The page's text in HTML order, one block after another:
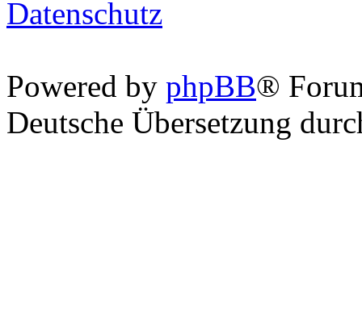
Datenschutz
Powered by phpBB®
Deutsche Übersetzung